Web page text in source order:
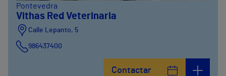
Pontevedra
Vithas Red Veterinaria
Calle Lepanto, 5
986437400
Contactar